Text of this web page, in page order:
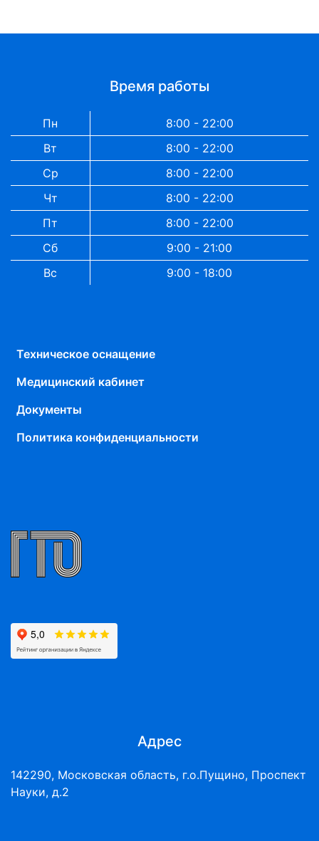
Время работы
Пн
8:00 - 22:00
Вт
8:00 - 22:00
Ср
8:00 - 22:00
Чт
8:00 - 22:00
Пт
8:00 - 22:00
Сб
9:00 - 21:00
Вс
9:00 - 18:00
Техническое оснащение
Медицинский кабинет
Документы
Политика конфиденциальности
Адрес
142290, Московская область, г.о.Пущино, Проспект
Науки, д.2